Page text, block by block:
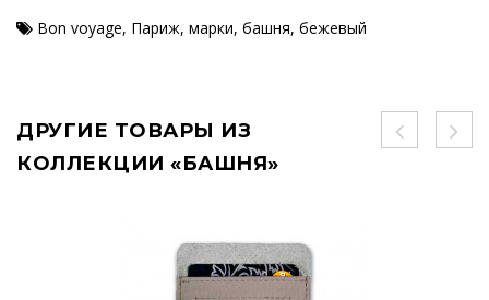
Bon voyage, Париж, марки, башня, бежевый
ДРУГИЕ ТОВАРЫ ИЗ
КОЛЛЕКЦИИ «БАШНЯ»